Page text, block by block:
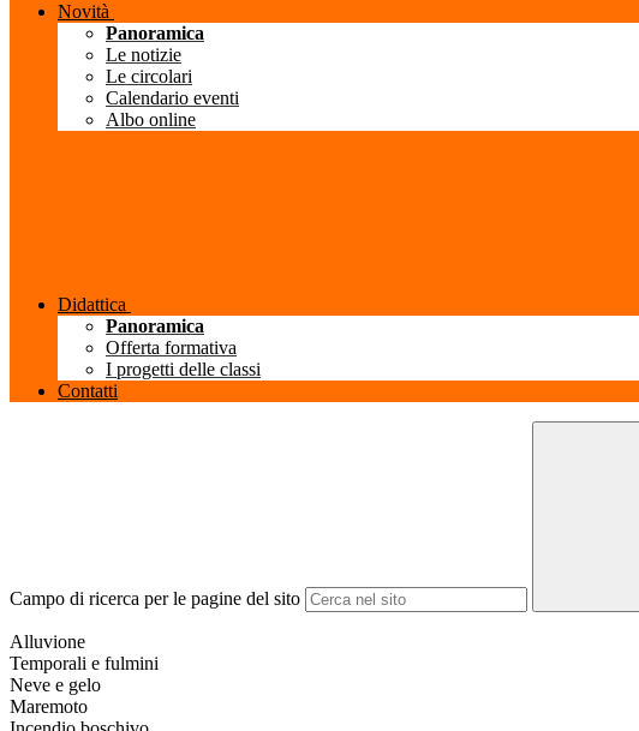
Novità
Panoramica
Le notizie
Le circolari
Calendario eventi
Albo online
Didattica
Panoramica
Offerta formativa
I progetti delle classi
Contatti
Campo di ricerca per le pagine del sito
Alluvione
Temporali e fulmini
Neve e gelo
Maremoto